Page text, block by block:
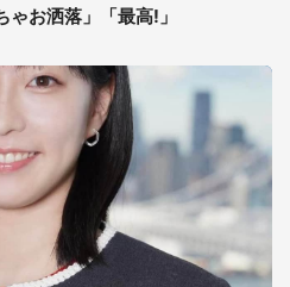
お洒落」「最高!」